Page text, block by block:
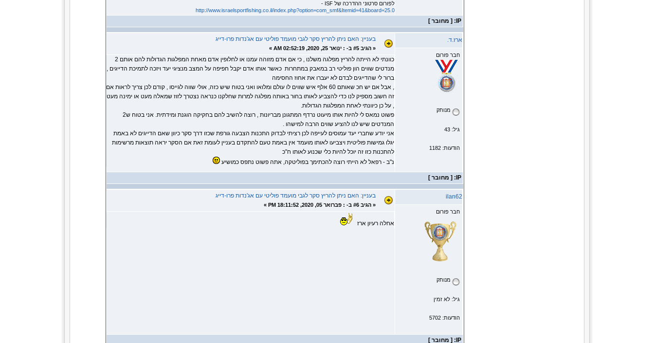
לפורום סרטוני ההדרכה של ISF -
http://www.israelsportfishing.co.il/index.php?option=com_smf&Itemid=41&board=25.0
ארז.ד.
חבר פורום
מנותק
גיל: 43
הודעות: 1182
בעניין: האם ניתן להריץ סקר לגבי מועמד פוליטי עם אג'נדות פרו-דייג
« הגיב #5 ב- : ינואר 25, 2020, 02:52:19 AM »
כוונתי לא הייתה להריץ מפלגה משלנו , כי אם אדם מזוהה עמנו או לחלופין אדם מאחת המפלגות הגדולות להם אותם 2
מנדטים שווים הון פוליטי רב במאבק במתחרות כאשר אותו אדם יקבל חפיפה על המצב מנציגי יעד ויזכה לתמיכת הדייגים ,
ברור לי שהדייגים לבדם לא יעברו את אחוז החסימה
, אבל אם יש חכ שאותם 60 אלף איש שווים לו עולם ומלואו ואני בטוח שיש כזה, אולי שווה לגייסו , קודם לכן צריך לראות אם
זה חשוב מספיק לנו כדי להצביע לאותו בחור באותה מפלגה למרות שחלקנו כנראה נצטרך לזוז שמאלה מעט או ימינה מעט
, על כן כיוונתי לאחת המפלגות הגדולות.
פשוט נמאס לי להיות אותו מיעוט נרדף המתגונן מבריונות , רוצה להשיב להם בחקיקה הוגנת ומידתית. אני בטוח ש2
המנדטים שיש לנו להציע שווים הרבה למישהו .
אני יודע שחברי יעד עמוסים לעייפה לכן רציתי לבדוק התכנות הצבעה גורפת שכזו דרך סקר כיוון שאם הדייגים לא באמת
יגלו גמישות פוליטית ויצביעו לאותו מועמד אין באמת טעם להתקדם בעניין לעומת זאת אם הסקר יראה תוצאות מרשימות
להתכנות כזו זה יוכל להיות כלי שכנוע לאותו ח"כ
נ"ב - רפאל לא הייתי רוצה להכתימך בפוליטקה, אתה פשוט נתפס כמושיע
ilan62
חבר פורום
מנותק
גיל: לא זמין
הודעות: 5702
בעניין: האם ניתן להריץ סקר לגבי מועמד פוליטי עם אג'נדות פרו-דייג
« הגיב #6 ב- : פברואר 05, 2020, 18:11:52 PM »
אחלה רעיון ארז